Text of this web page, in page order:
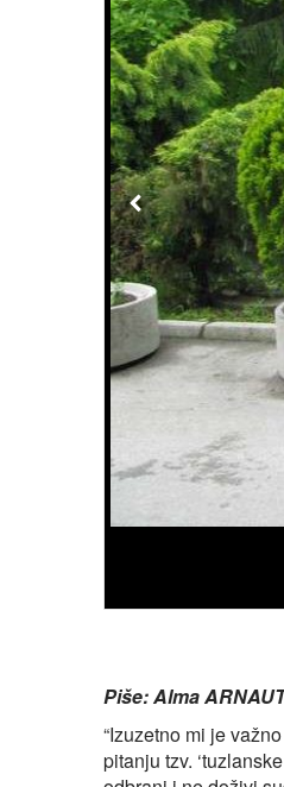
Piše: Alma
“Izuzetno mi je
pitanju tzv.